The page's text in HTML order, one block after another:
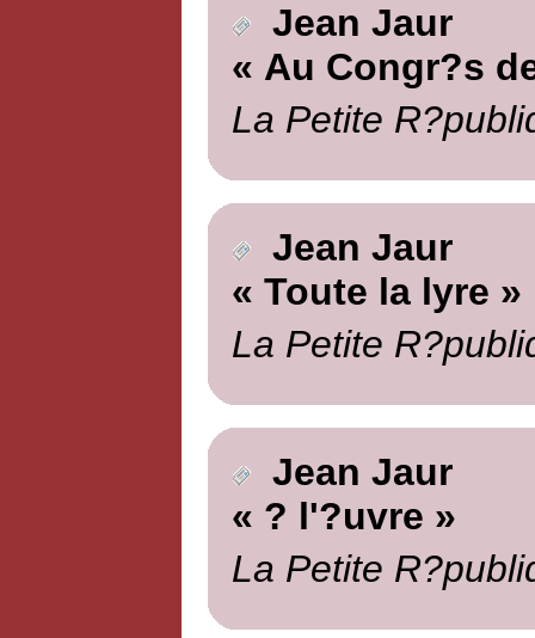
Jean Jaur
« Au Congr?s
La Petite
Jean Jaur
« Toute la lyre »
La Petite
Jean Jaur
« ? l'?uvre »
La Petite